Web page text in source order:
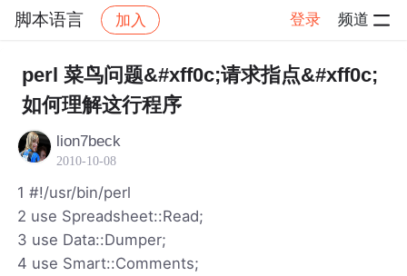
脚本语言 加入 登录 频道
脚本语言 帖子详情
perl 菜鸟问题&#xff0c;请求指点&#xff0c;
如何理解这行程序
lion7beck
2010-10-08
1 #!/usr/bin/perl
2 use Spreadsheet::Read;
3 use Data::Dumper;
4 use Smart::Comments;